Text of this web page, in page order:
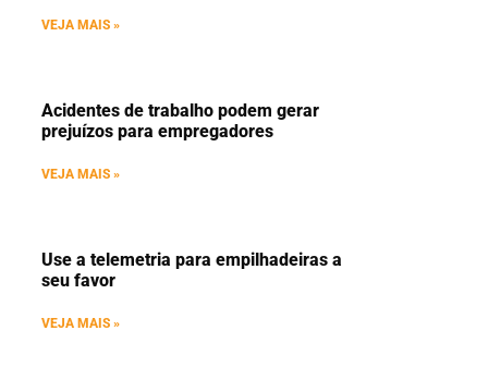
VEJA MAIS »
Acidentes de trabalho podem gerar
prejuízos para empregadores
VEJA MAIS »
Use a telemetria para empilhadeiras a
seu favor
VEJA MAIS »